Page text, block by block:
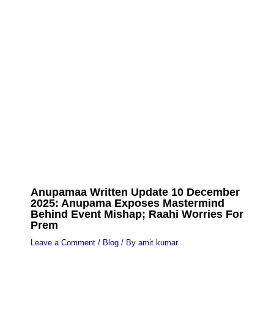
Anupamaa Written Update 10 December
2025: Anupama Exposes Mastermind
Behind Event Mishap; Raahi Worries For
Prem
Leave a Comment / Blog/ By amit kumar